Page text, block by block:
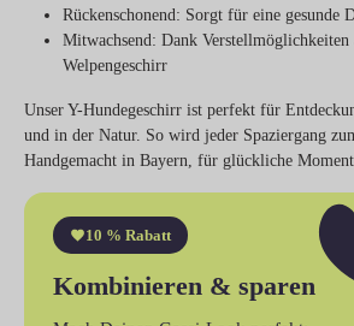
Rückenschonend: Sorgt für eine gesunde
Mitwachsend: Dank Verstellmöglichkeiten
Welpengeschirr
Unser Y-Hundegeschirr ist perfekt für
und in der Natur. So wird jeder Spaziergang
Handgemacht in Bayern, für glückliche
10 % Rabatt
Kombinieren & sparen